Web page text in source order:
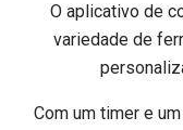
O aplicativo de
variedade de
Com um timer e